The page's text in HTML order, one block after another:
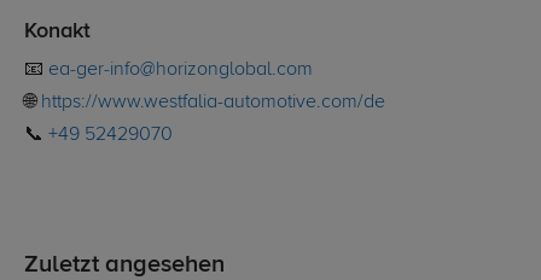
Konakt
📧 ea-ger-info@horizonglobal.com
🌐 https://www.westfalia-automotive.com/de
📞 +49 52429070
Zuletzt angesehen